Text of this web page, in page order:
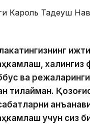
Кароль Тадеуш
халқингиз
ва
тилайман.
учун сиз